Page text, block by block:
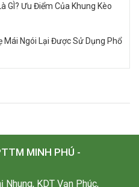
GÌ? Ưu Điểm Của Khung Kèo
Mái Ngói Lại Được Sử Dụng Phổ
MINH PHÚ -
Nhung, KDT Vạn Phúc,